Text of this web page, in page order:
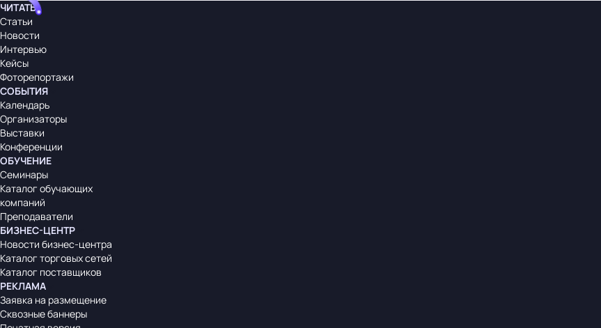
ЧИТАТЬ
Статьи
Новости
Интервью
Кейсы
Фоторепортажи
СОБЫТИЯ
Календарь
Организаторы
Выставки
Конференции
ОБУЧЕНИЕ
Семинары
Каталог обучающих
компаний
Преподаватели
БИЗНЕС-ЦЕНТР
Новости бизнес-центра
Каталог торговых сетей
Каталог поставщиков
РЕКЛАМА
Заявка на размещение
Сквозные баннеры